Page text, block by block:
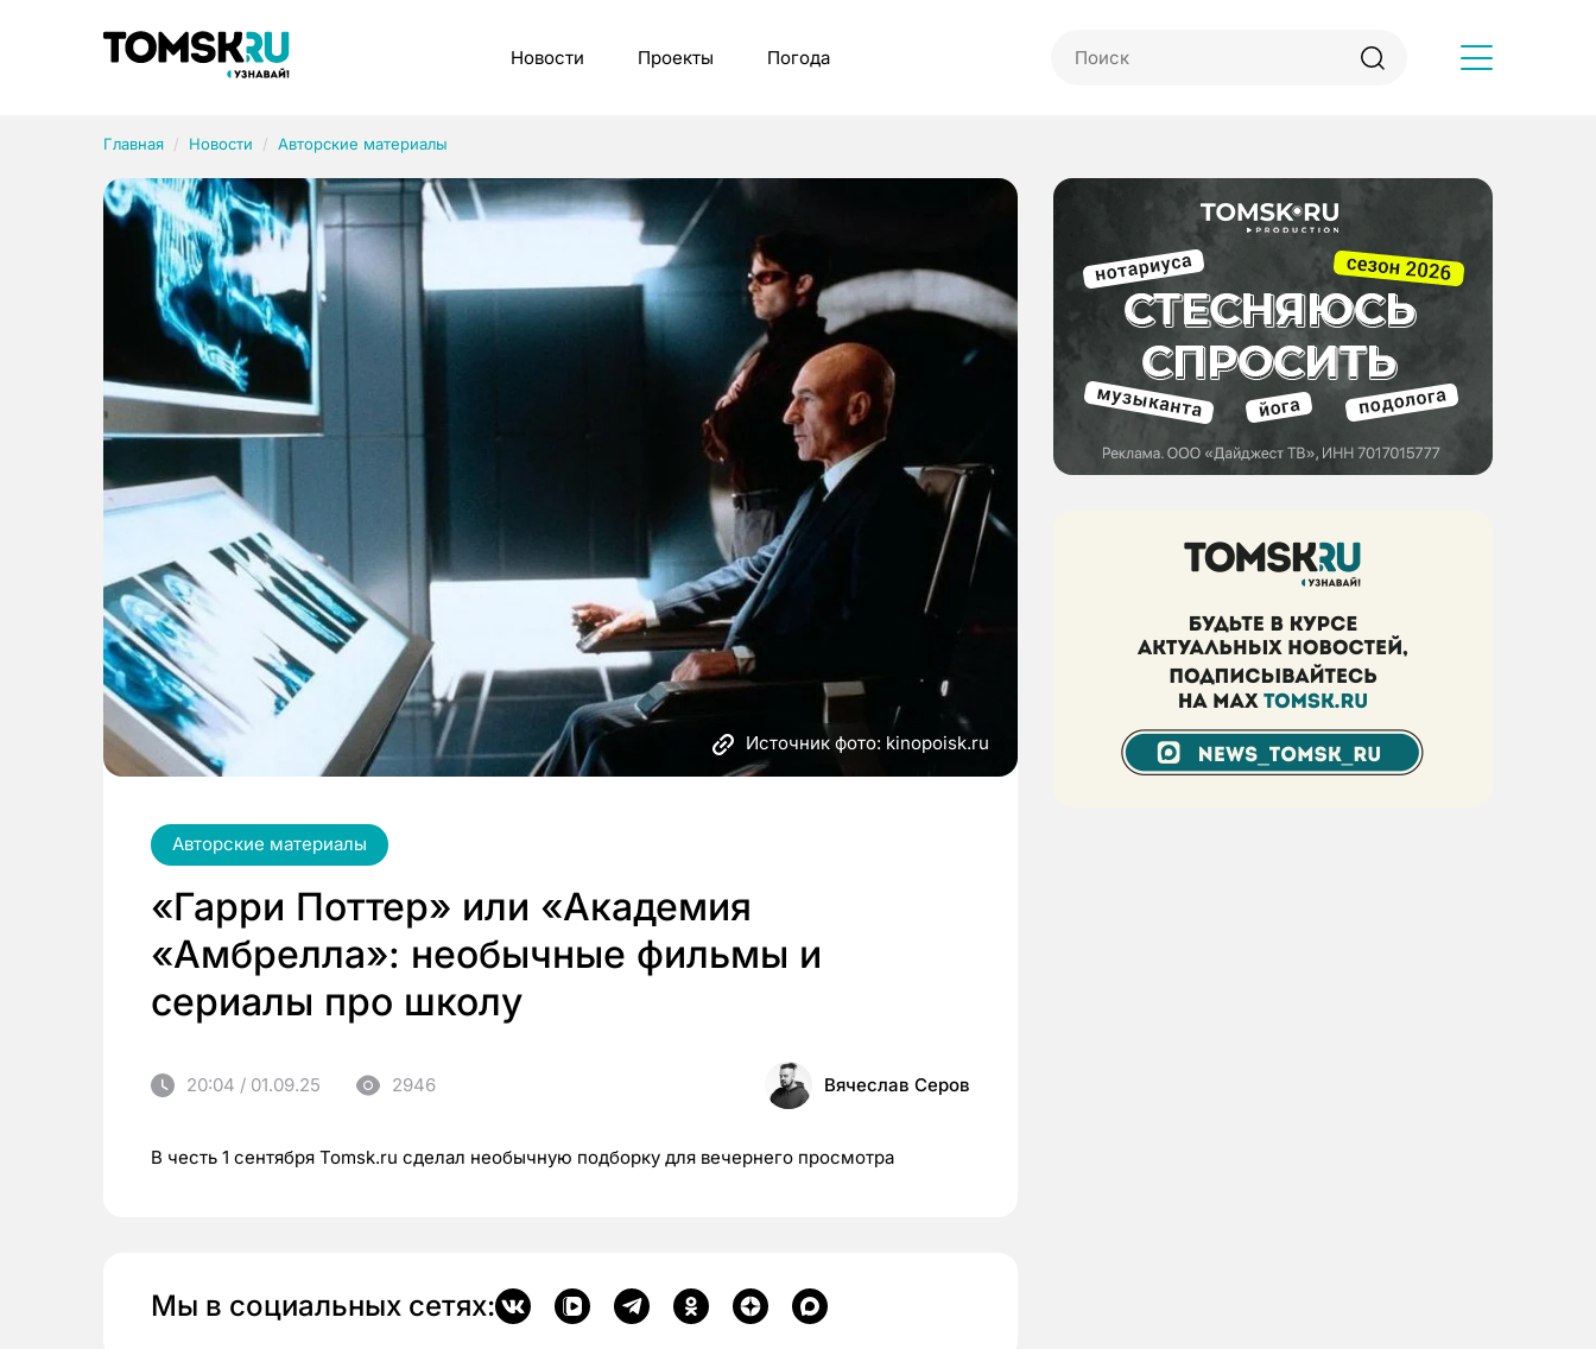
Новости Проекты Погода
Главная Новости Авторские материалы
Источник фото: kinopoisk.ru
Авторские материалы
«Гарри Поттер» или «Академия
«Амбрелла»: необычные фильмы и
сериалы про школу
20:04 / 01.09.25 2946 Вячеслав Серов
В честь 1 сентября Tomsk.ru сделал необычную подборку для вечернего просмотра
Мы в социальных сетях:
Рубрики